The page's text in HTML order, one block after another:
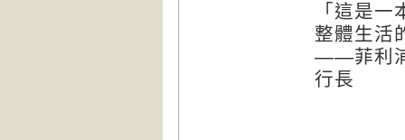
「這是
整體生活
——菲利
行長